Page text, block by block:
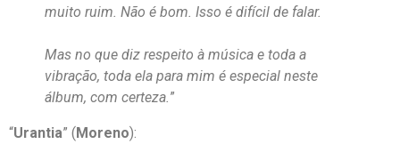
muito ruim. Não é bom. Isso é difícil de falar.
Mas no que diz respeito à música e toda a
vibração, toda ela para mim é especial neste
álbum, com certeza. ”
“Urantia” (Moreno):